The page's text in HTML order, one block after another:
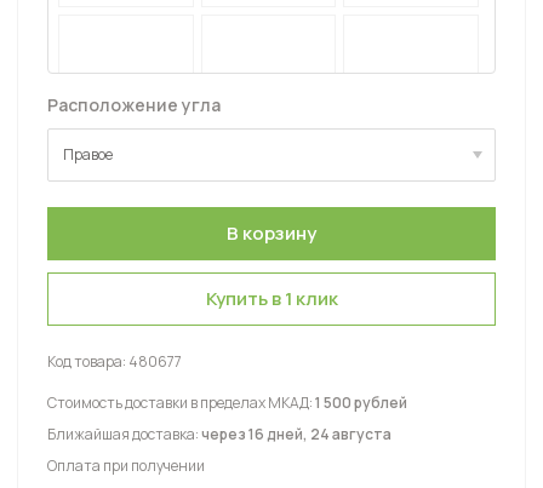
Расположение угла
Правое
Правое
Купить в 1 клик
Код товара: 480677
Стоимость доставки в пределах МКАД:1 500 рублей
Ближайшая доставка:через 16 дней, 24 августа
Оплата при получении